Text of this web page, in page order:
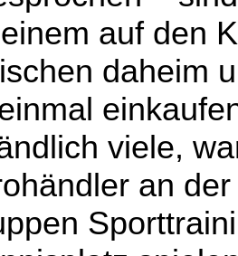
auf den
daheim
viele,
an